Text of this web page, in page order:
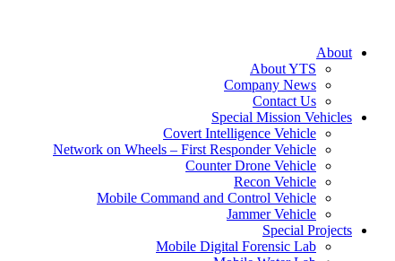
About
About YTS
Company News
Contact Us
Special Mission Vehicles
Covert Intelligence Vehicle
Network on Wheels – First Responder Vehicle
Counter Drone Vehicle
Recon Vehicle‭
Mobile Command and Control Vehicle
Jammer Vehicle
Special Projects
Mobile Digital Forensic Lab